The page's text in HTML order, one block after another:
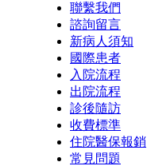
聯繫我們
諮詢留言
新病人須知
國際患者
入院流程
出院流程
診後隨訪
收費標準
住院醫保報銷
常見問題